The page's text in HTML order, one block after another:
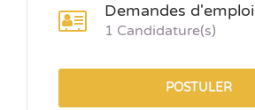
Demandes d'emploi
1 Candidature(s)
POSTULER